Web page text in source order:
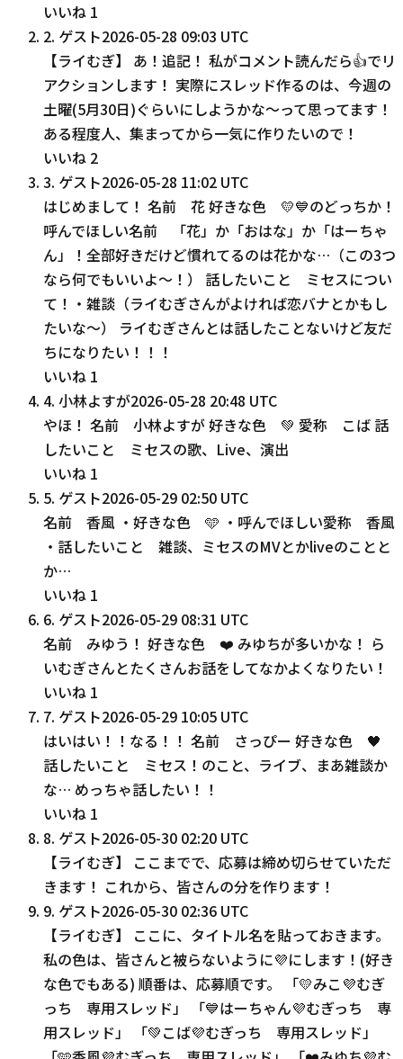
いいね 1
2. ゲスト2026-05-28 09:03 UTC
【ライむぎ】 あ！追記！ 私がコメント読んだら👍でリ
アクションします！ 実際にスレッド作るのは、今週の
土曜(5月30日)ぐらいにしようかな〜って思ってます！
ある程度人、集まってから一気に作りたいので！
いいね 2
3. ゲスト2026-05-28 11:02 UTC
はじめまして！ 名前 花 好きな色 💛💙のどっちか！
呼んでほしい名前 「花」か「おはな」か「はーちゃ
ん」！全部好きだけど慣れてるのは花かな…（この3つ
なら何でもいいよ〜！） 話したいこと ミセスについ
て！・雑談（ライむぎさんがよければ恋バナとかもし
たいな〜） ライむぎさんとは話したことないけど友だ
ちになりたい！！！
いいね 1
4. 小林よすが2026-05-28 20:48 UTC
やほ！ 名前 小林よすが 好きな色 💚 愛称 こば 話
したいこと ミセスの歌、Live、演出
いいね 1
5. ゲスト2026-05-29 02:50 UTC
名前 香風 ・好きな色 🩵 ・呼んでほしい愛称 香風
・話したいこと 雑談、ミセスのMVとかliveのことと
か…
いいね 1
6. ゲスト2026-05-29 08:31 UTC
名前 みゆう！ 好きな色 ❤️ みゆちが多いかな！ ら
いむぎさんとたくさんお話をしてなかよくなりたい！
いいね 1
7. ゲスト2026-05-29 10:05 UTC
はいはい！！なる！！ 名前 さっぴー 好きな色 🖤
話したいこと ミセス！のこと、ライブ、まあ雑談か
な… めっちゃ話したい！！
いいね 1
8. ゲスト2026-05-30 02:20 UTC
【ライむぎ】 ここまでで、応募は締め切らせていただ
きます！ これから、皆さんの分を作ります！
9. ゲスト2026-05-30 02:36 UTC
【ライむぎ】 ここに、タイトル名を貼っておきます。
私の色は、皆さんと被らないように💜にします！(好き
な色でもある) 順番は、応募順です。 「💛みこ💜むぎ
っち 専用スレッド」 「💙はーちゃん💜むぎっち 専
用スレッド」 「💚こば💜むぎっち 専用スレッド」